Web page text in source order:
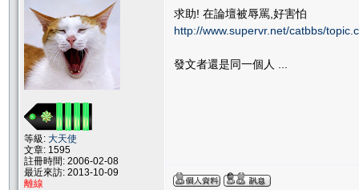
等級: 大天使
文章: 1595
註冊時間: 2006-02-08
最近來訪: 2013-10-09
離線
求助! 在論壇被辱罵,好害怕
http://www.supervr.net/catbbs/
發文者還是同一個人 ...